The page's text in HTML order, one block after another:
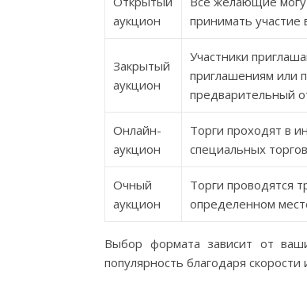
аукцион
принимать участие
Закрытый
аукцион
Участники
приглашениям или
предварительный
Онлайн-
аукцион
Торги проходят в
специальных
Очный
аукцион
Торги проводятся
определенном
Выбор формата зависит от
популярность благодаря скорости